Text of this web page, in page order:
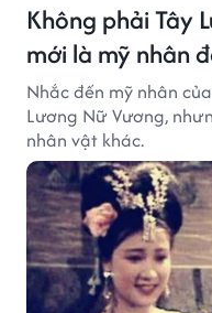
Không phải Tây
mới là mỹ nhân
Nhắc đến mỹ nhân
Lương Nữ Vương,
nhân vật khác.